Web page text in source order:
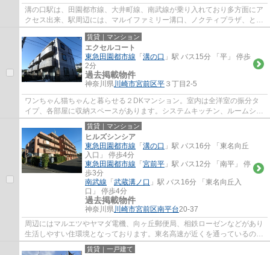
溝の口駅は、田園都市線、大井町線、南武線が乗り入れており多方面にア
クセス出来、駅周辺には、マルイファミリー溝口、ノクティプラザ、とい
ったデパートやレストラン街、イトーヨー...
賃貸｜マンション
エクセルコート
東急田園都市線 「 溝の口 」駅 バス15分 「平」 停歩
2分
過去掲載物件
神奈川県川崎市宮前区平 ３丁目2-5
ワンちゃん猫ちゃんと暮らせる２DKマンション。室内は全洋室の振分タ
イプ、各部屋に収納スペースがあります。システムキッチン、ルームシェ
アもご相談可。敷地内に駐車場、室内洗濯機...
賃貸｜マンション
ヒルズシンシア
東急田園都市線 「 溝の口 」駅 バス16分 「東名向丘
入口」 停歩4分
東急田園都市線 「 宮前平 」駅 バス12分 「南平」 停
歩3分
南武線 「 武蔵溝ノ口 」駅 バス16分 「東名向丘入
口」 停歩4分
過去掲載物件
神奈川県川崎市宮前区南平台20-37
周辺にはマルエツやヤマダ電機、向ヶ丘郵便局、相鉄ローゼンなどがあり
生活しやすい住環境となっております。東名高速が近くを通っているの
で、お車をお持ちの方は楽々遠征にもお出か...
賃貸｜一戸建て